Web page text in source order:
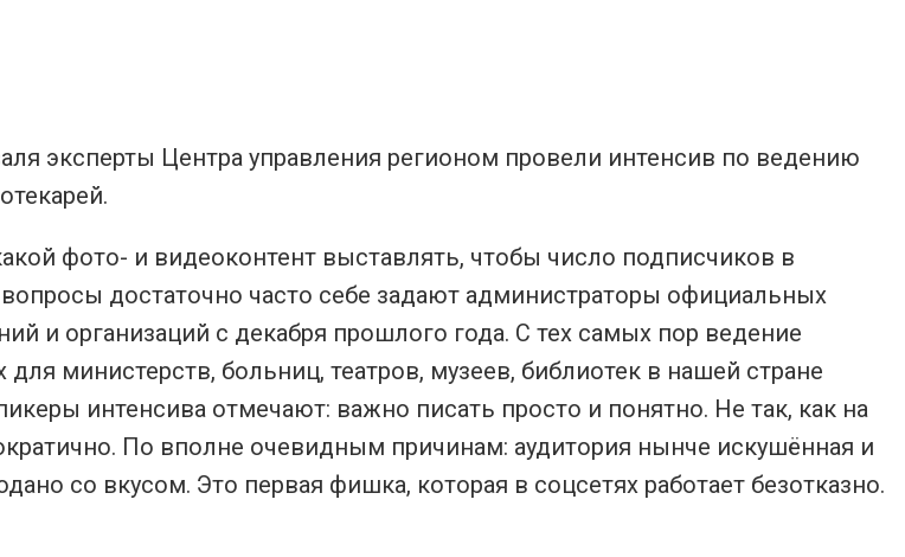
эксперты Центра управления регионом провели интенсив по ведению
фото- и видеоконтент выставлять, чтобы число подписчиков в
достаточно часто себе задают администраторы официальных
и организаций с декабря прошлого года. С тех самых пор ведение
для министерств, больниц, театров, музеев, библиотек в нашей стране
интенсива отмечают: важно писать просто и понятно. Не так, как на
По вполне очевидным причинам: аудитория нынче искушённая и
со вкусом. Это первая фишка, которая в соцсетях работает безотказно.